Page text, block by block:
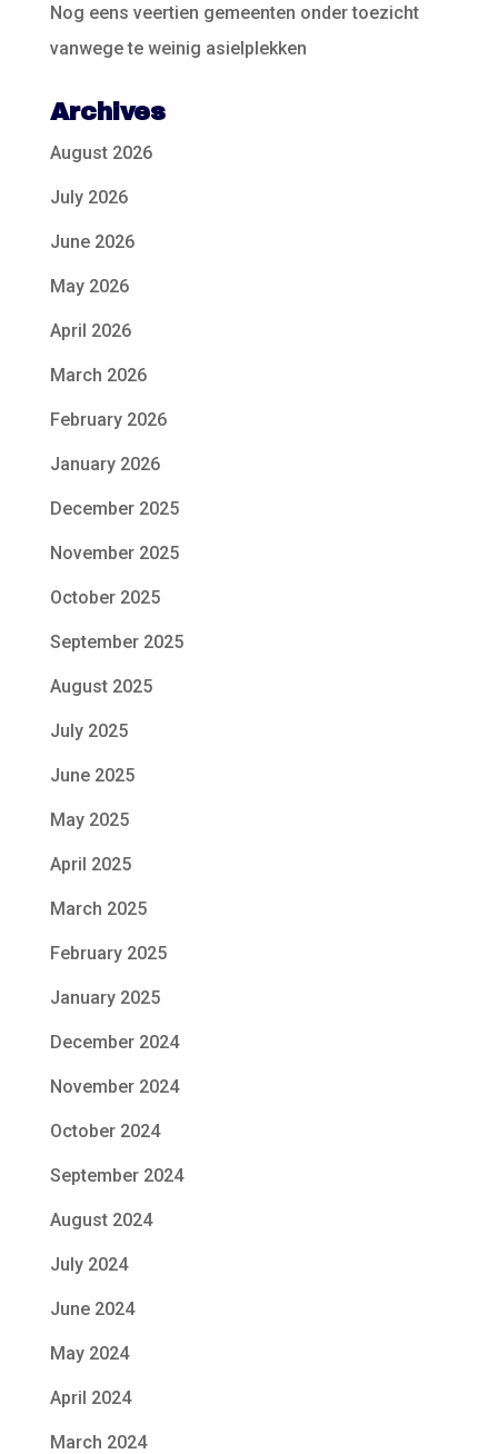
Nog eens veertien gemeenten onder toezicht
vanwege te weinig asielplekken
Archives
August 2026
July 2026
June 2026
May 2026
April 2026
March 2026
February 2026
January 2026
December 2025
November 2025
October 2025
September 2025
August 2025
July 2025
June 2025
May 2025
April 2025
March 2025
February 2025
January 2025
December 2024
November 2024
October 2024
September 2024
August 2024
July 2024
June 2024
May 2024
April 2024
March 2024